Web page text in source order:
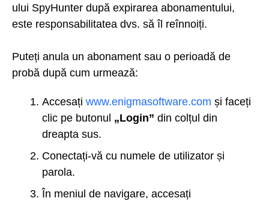
ului SpyHunter după expirarea abonamentului,
este responsabilitatea dvs. să îl reînnoiți.
Puteți anula un abonament sau o perioadă de
probă după cum urmează:
Accesați www.enigmasoftware.com și faceți
clic pe butonul „Login” din colțul din
dreapta sus.
Conectați-vă cu numele de utilizator și
parola.
În meniul de navigare, accesați